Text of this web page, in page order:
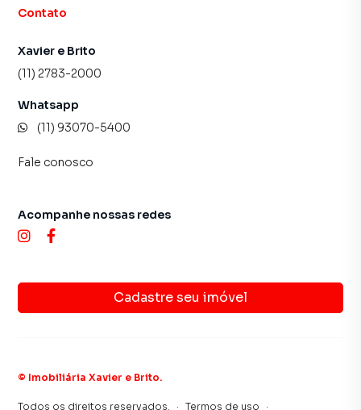
Contato
Xavier e Brito
(11) 2783-2000
Whatsapp
(11) 93070-5400
Fale conosco
Cadastre seu imóvel
Acompanhe nossas redes
© Imobiliária Xavier e Brito.
Todos os direitos reservados. · Termos de uso ·